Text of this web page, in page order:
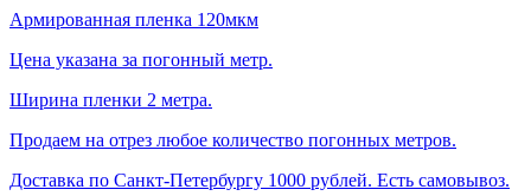
Армированная пленка 120мкм
Цена указана за погонный метр.
Ширина пленки 2 метра.
Продаем на отрез любое количество погонных метров.
Доставка по Санкт-Петербургу 1000 рублей. Есть самовывоз.